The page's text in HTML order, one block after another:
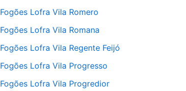
Fogões Lofra Vila Romero
Fogões Lofra Vila Romana
Fogões Lofra Vila Regente Feijó
Fogões Lofra Vila Progresso
Fogões Lofra Vila Progredior